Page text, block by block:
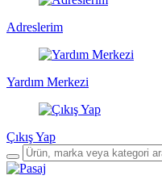
Adreslerim
Yardım Merkezi
Çıkış Yap